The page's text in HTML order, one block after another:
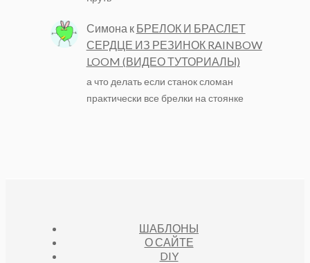
Симона к БРЕЛОК И БРАСЛЕТ
СЕРДЦЕ ИЗ РЕЗИНОК RAINBOW
LOOM (ВИДЕО ТУТОРИАЛЫ)
а что делать если станок сломан
практически все брелки на стоянке
ШАБЛОНЫ
О САЙТЕ
DIY